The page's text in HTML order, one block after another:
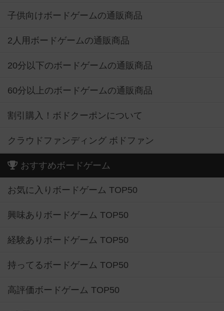
子供向けボードゲームの通販商品
2人用ボードゲームの通販商品
20分以下のボードゲームの通販商品
60分以上のボードゲームの通販商品
割引購入！ボドクーポンについて
クラウドファンディング ボドファン
おすすめボードゲーム
お気に入りボードゲーム TOP50
興味ありボードゲーム TOP50
経験ありボードゲーム TOP50
持ってるボードゲーム TOP50
高評価ボードゲーム TOP50